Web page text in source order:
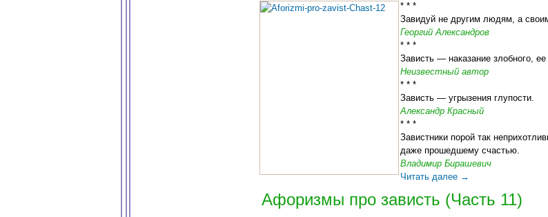
* * *
Завидуй не другим людям, а
Георгий Александров
* * *
Зависть — наказание злобного,
Неизвестный автор
* * *
Зависть — угрызения глупости.
Александр Красный
* * *
Завистники порой так
даже прошедшему счастью.
Владимир Бирашевич
Читать далее →
Афоризмы про зависть (Часть 11)